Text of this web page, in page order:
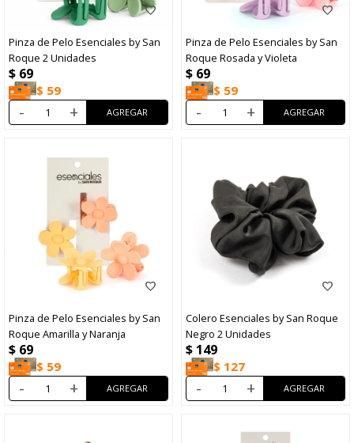
Pinza de Pelo Esenciales by San
Roque 2 Unidades
$ 69
$ 59
- +
Pinza de Pelo Esenciales by San
Roque Rosada y Violeta
$ 69
$ 59
- +
Pinza de Pelo Esenciales by San
Roque Amarilla y Naranja
$ 69
$ 59
- +
Colero Esenciales by San Roque
Negro 2 Unidades
$ 149
$ 127
- +